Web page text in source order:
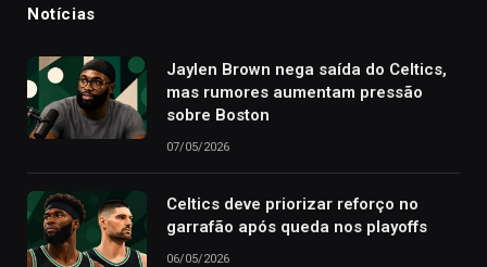
Notícias
Jaylen Brown nega saída do Celtics,
mas rumores aumentam pressão
sobre Boston
07/05/2026
Celtics deve priorizar reforço no
garrafão após queda nos playoffs
06/05/2026